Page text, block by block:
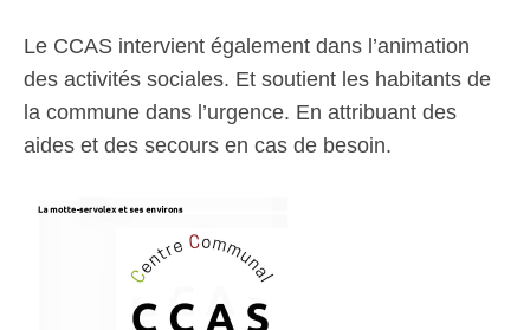
Le CCAS intervient également dans l’animation
des activités sociales. Et soutient les habitants de
la commune dans l’urgence. En attribuant des
aides et des secours en cas de besoin.